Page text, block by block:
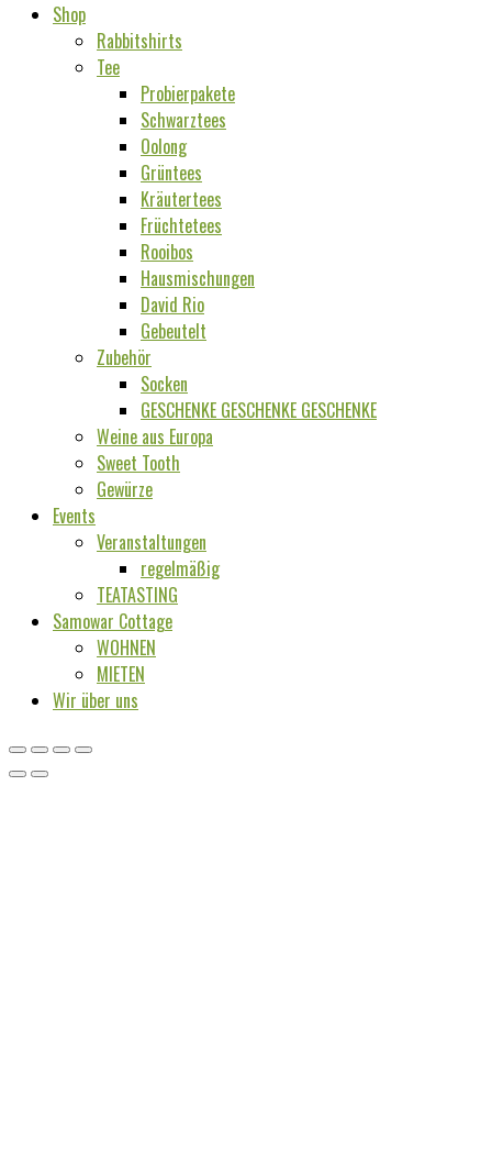
Shop
Rabbitshirts
Tee
Probierpakete
Schwarztees
Oolong
Grüntees
Kräutertees
Früchtetees
Rooibos
Hausmischungen
David Rio
Gebeutelt
Zubehör
Socken
GESCHENKE GESCHENKE GESCHENKE
Weine aus Europa
Sweet Tooth
Gewürze
Events
Veranstaltungen
regelmäßig
TEATASTING
Samowar Cottage
WOHNEN
MIETEN
Wir über uns